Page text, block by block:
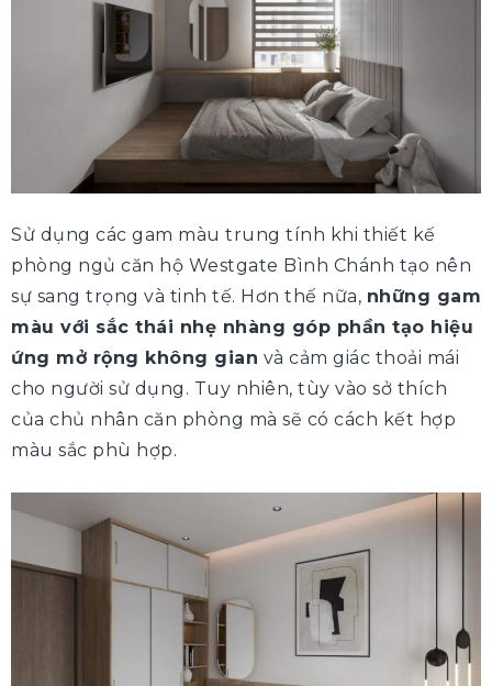
Sử dụng các gam màu trung tính khi thiết kế
phòng ngủ căn hộ Westgate Bình Chánh tạo nên
sự sang trọng và tinh tế. Hơn thế nữa, những gam
màu với sắc thái nhẹ nhàng góp phần tạo hiệu
ứng mở rộng không gian và cảm giác thoải mái
cho người sử dụng. Tuy nhiên, tùy vào sở thích
của chủ nhân căn phòng mà sẽ có cách kết hợp
màu sắc phù hợp.